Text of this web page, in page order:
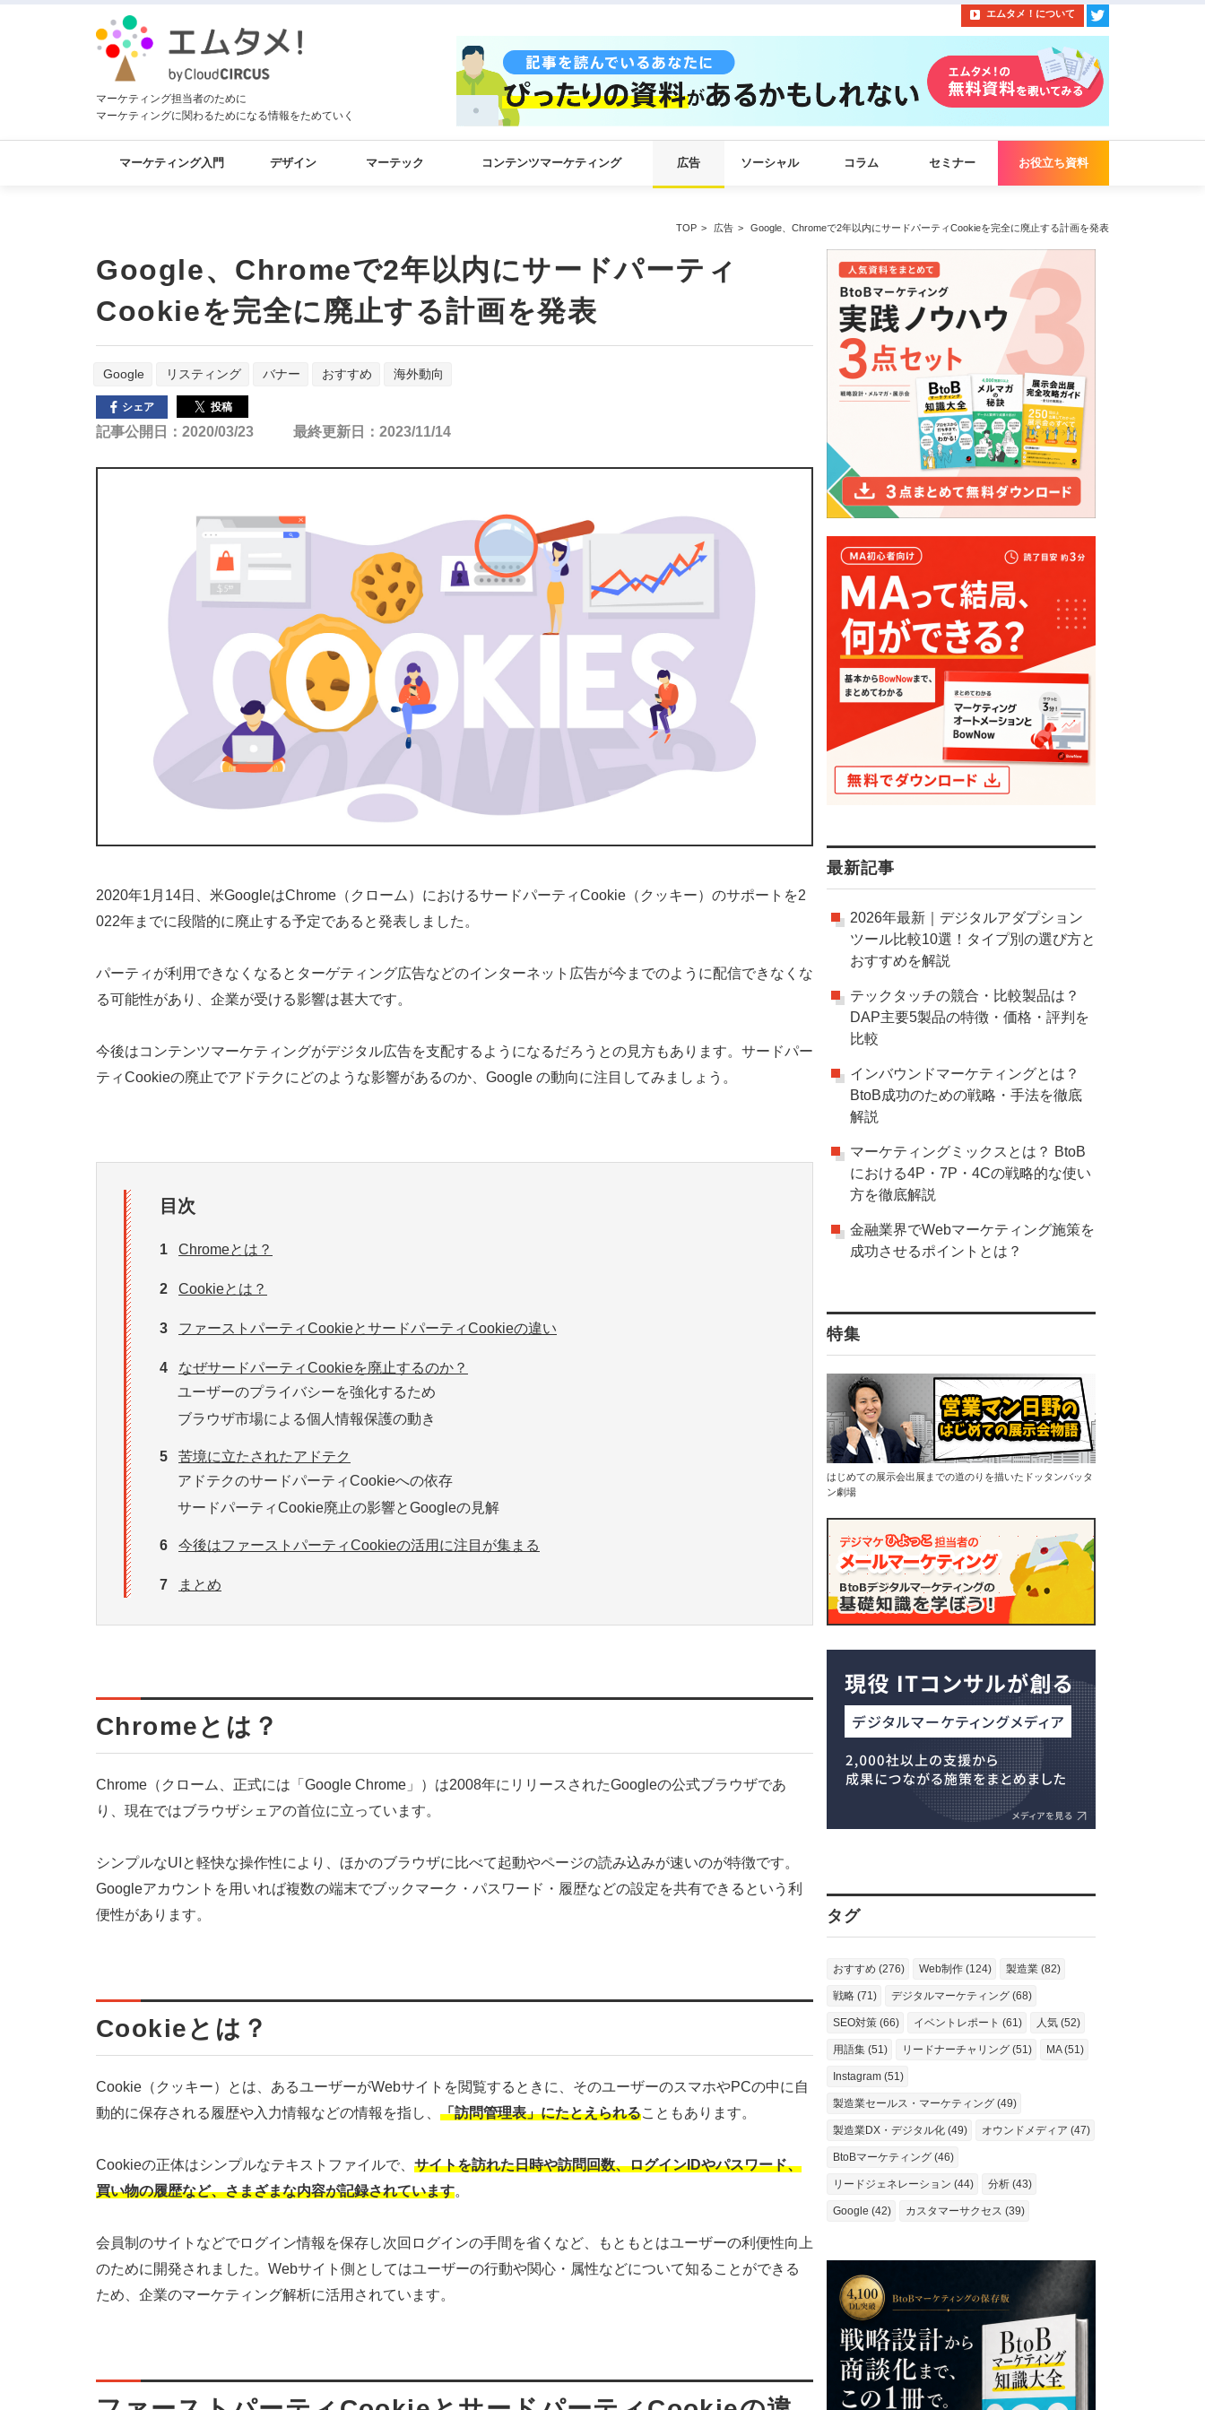
エムタメ！について
マーケティング担当者のために
マーケティングに関わるためになる情報をためていく
マーケティング入門 デザイン マーテック コンテンツマーケティング 広告 ソーシャル コラム セミナー お役立ち資料
TOP 広告 Google、Chromeで2年以内にサードパーティCookieを完全に廃止する計画を発表
Google、Chromeで2年以内にサードパーティ
Cookieを完全に廃止する計画を発表
Google リスティング バナー おすすめ 海外動向
シェア 投稿
記事公開日：2020/03/23 最終更新日：2023/11/14
2020年1月14日、米GoogleはChrome（クローム）におけるサードパーティCookie（クッキー）のサポートを2
022年までに段階的に廃止する予定であると発表しました。
パーティが利用できなくなるとターゲティング広告などのインターネット広告が今までのように配信できなくな
る可能性があり、企業が受ける影響は甚大です。
今後はコンテンツマーケティングがデジタル広告を支配するようになるだろうとの見方もあります。サードパー
ティCookieの廃止でアドテクにどのような影響があるのか、Google の動向に注目してみましょう。
目次
1 Chromeとは？
2 Cookieとは？
3 ファーストパーティCookieとサードパーティCookieの違い
4
なぜサードパーティCookieを廃止するのか？
ユーザーのプライバシーを強化するため
ブラウザ市場による個人情報保護の動き
5
苦境に立たされたアドテク
アドテクのサードパーティCookieへの依存
サードパーティCookie廃止の影響とGoogleの見解
6 今後はファーストパーティCookieの活用に注目が集まる
7 まとめ
Chromeとは？
Chrome（クローム、正式には「Google Chrome」）は2008年にリリースされたGoogleの公式ブラウザであ
り、現在ではブラウザシェアの首位に立っています。
シンプルなUIと軽快な操作性により、ほかのブラウザに比べて起動やページの読み込みが速いのが特徴です。
Googleアカウントを用いれば複数の端末でブックマーク・パスワード・履歴などの設定を共有できるという利
便性があります。
Cookieとは？
Cookie（クッキー）とは、あるユーザーがWebサイトを閲覧するときに、そのユーザーのスマホやPCの中に自
動的に保存される履歴や入力情報などの情報を指し、 「訪問管理表」にたとえられることもあります。
Cookieの正体はシンプルなテキストファイルで、 サイトを訪れた日時や訪問回数、ログインIDやパスワード、
買い物の履歴など、さまざまな内容が記録されています。
会員制のサイトなどでログイン情報を保存し次回ログインの手間を省くなど、もともとはユーザーの利便性向上
のために開発されました。Webサイト側としてはユーザーの行動や関心・属性などについて知ることができる
ため、企業のマーケティング解析に活用されています。
最新記事
2026年最新｜デジタルアダプション
ツール比較10選！タイプ別の選び方と
おすすめを解説
テックタッチの競合・比較製品は？
DAP主要5製品の特徴・価格・評判を
比較
インバウンドマーケティングとは？
BtoB成功のための戦略・手法を徹底
解説
マーケティングミックスとは？ BtoB
における4P・7P・4Cの戦略的な使い
方を徹底解説
金融業界でWebマーケティング施策を
成功させるポイントとは？
特集
はじめての展示会出展までの道のりを描いたドッタンバッタ
ン劇場
タグ
おすすめ (276) Web制作 (124) 製造業 (82)
戦略 (71) デジタルマーケティング (68)
SEO対策 (66) イベントレポート (61) 人気 (52)
用語集 (51) リードナーチャリング (51) MA (51)
Instagram (51)
製造業セールス・マーケティング (49)
製造業DX・デジタル化 (49) オウンドメディア (47)
BtoBマーケティング (46)
リードジェネレーション (44) 分析 (43)
Google (42) カスタマーサクセス (39)